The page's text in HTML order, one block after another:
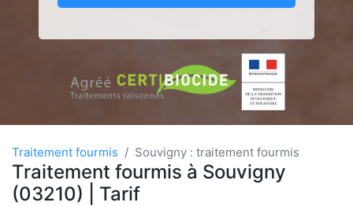
Traitement fourmis Souvigny : traitement fourmis
Traitement fourmis à Souvigny
(03210) | Tarif